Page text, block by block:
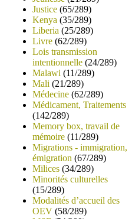
Justice (65/289)
Kenya (35/289)
Liberia (25/289)
Livre (62/289)
Lois transmission
intentionnelle (24/289)
Malawi (11/289)
Mali (21/289)
Médecine (62/289)
Médicament, Traitements
(142/289)
Memory box, travail de
mémoire (11/289)
Migrations - immigration,
émigration (67/289)
Milices (34/289)
Minorités culturelles
(15/289)
Modalités d’accueil des
OEV (58/289)